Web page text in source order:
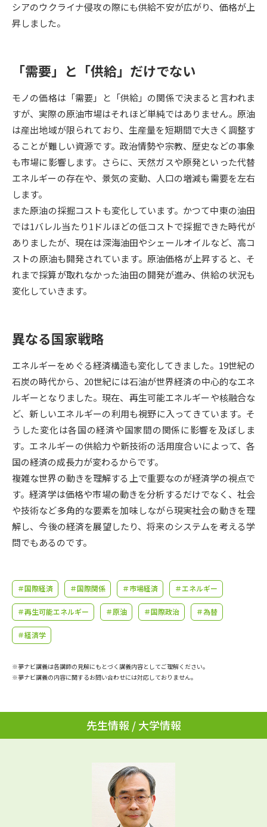
新増設大学・学部・学科特集
国際・グローバルに強い大学特
新学年スタート号特集ページ
（高3生用）
新学年スタート号特集ページ
（高2生用）
SELFBRAND特集ページ
オープンキャンパスなどを調べる
オープンキャンパス検索 実施プログラムから探す
来場型・Web型イベント特集 夢ナビライブ
受験準備
志望校・出願校を調べる
併願校選び 受験スケジュールを立てよう
先輩が入学を決めた理由 テレメール全国一斉進学調査
新生活お役立ちガイド
学問発見 学問検索
大学で学びたい学問発見
学問の教科書 夢ナビライブ
Ｑ＆Ａ よくあるご質問 大学進学IDについて
個人情報取扱規定
訂正のご案内
シアのウクライナ侵攻の際にも供給不安が広がり、価格が上
昇しました。
「需要」と「供給」だけでない
モノの価格は「需要」と「供給」の関係で決まると言われま
すが、実際の原油市場はそれほど単純ではありません。原油
は産出地域が限られており、生産量を短期間で大きく調整す
ることが難しい資源です。政治情勢や宗教、歴史などの事象
も市場に影響します。さらに、天然ガスや原発といった代替
エネルギーの存在や、景気の変動、人口の増減も需要を左右
します。
また原油の採掘コストも変化しています。かつて中東の油田
では1バレル当たり1ドルほどの低コストで採掘できた時代が
ありましたが、現在は深海油田やシェールオイルなど、高コ
ストの原油も開発されています。原油価格が上昇すると、そ
れまで採算が取れなかった油田の開発が進み、供給の状況も
変化していきます。
異なる国家戦略
エネルギーをめぐる経済構造も変化してきました。19世紀の
石炭の時代から、20世紀には石油が世界経済の中心的なエネ
ルギーとなりました。現在、再生可能エネルギーや核融合な
ど、新しいエネルギーの利用も視野に入ってきています。そ
うした変化は各国の経済や国家間の関係に影響を及ぼしま
す。エネルギーの供給力や新技術の活用度合いによって、各
国の経済の成長力が変わるからです。
複雑な世界の動きを理解する上で重要なのが経済学の視点で
す。経済学は価格や市場の動きを分析するだけでなく、社会
や技術など多角的な要素を加味しながら現実社会の動きを理
解し、今後の経済を展望したり、将来のシステムを考える学
問でもあるのです。
＃国際経済 ＃国際関係 ＃市場経済 ＃エネルギー
＃再生可能エネルギー ＃原油 ＃国際政治 ＃為替
＃経済学
※夢ナビ講義は各講師の見解にもとづく講義内容としてご理解ください。
※夢ナビ講義の内容に関するお問い合わせには対応しておりません。
先生情報 / 大学情報